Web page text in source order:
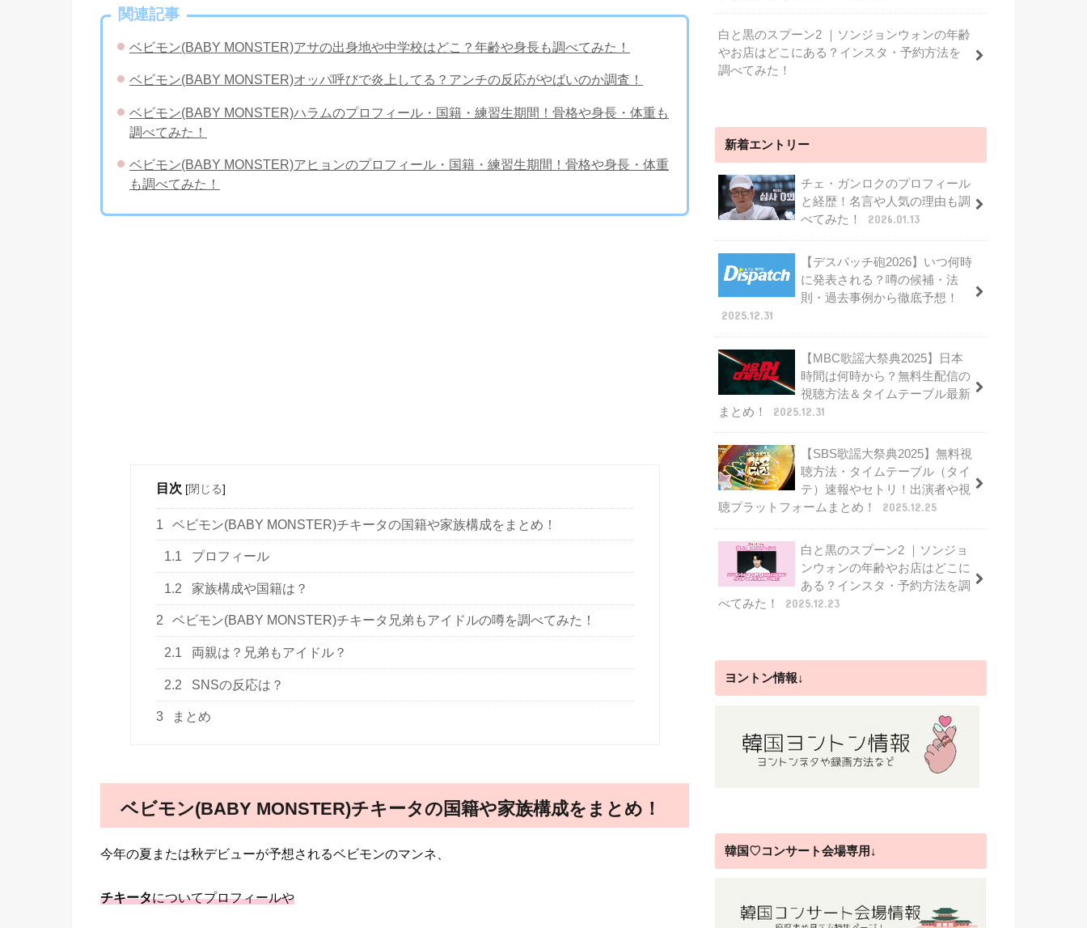
関連記事
ベビモン(BABY MONSTER)アサの出身地や中学校はどこ？年齢や身長も調べてみた！
ベビモン(BABY MONSTER)オッパ呼びで炎上してる？アンチの反応がやばいのか調査！
ベビモン(BABY MONSTER)ハラムのプロフィール・国籍・練習生期間！骨格や身長・体重も
調べてみた！
ベビモン(BABY MONSTER)アヒョンのプロフィール・国籍・練習生期間！骨格や身長・体重
も調べてみた！
目次 [閉じる]
1 ベビモン(BABY MONSTER)チキータの国籍や家族構成をまとめ！
1.1 プロフィール
1.2 家族構成や国籍は？
2 ベビモン(BABY MONSTER)チキータ兄弟もアイドルの噂を調べてみた！
2.1 両親は？兄弟もアイドル？
2.2 SNSの反応は？
3 まとめ
ベビモン(BABY MONSTER)チキータの国籍や家族構成をまとめ！
今年の夏または秋デビューが予想されるベビモンのマンネ、
チキータについてプロフィールや
白と黒のスプーン2 ｜ソンジョンウォンの年齢
やお店はどこにある？インスタ・予約方法を
調べてみた！
新着エントリー
チェ・ガンロクのプロフィール
と経歴！名言や人気の理由も調
べてみた！
2026.01.13
【デスパッチ砲2026】いつ何時
に発表される？噂の候補・法
則・過去事例から徹底予想！
2025.12.31
【MBC歌謡大祭典2025】日本
時間は何時から？無料生配信の
視聴方法＆タイムテーブル最新
まとめ！
2025.12.31
【SBS歌謡大祭典2025】無料視
聴方法・タイムテーブル（タイ
テ）速報やセトリ！出演者や視
聴プラットフォームまとめ！
2025.12.25
白と黒のスプーン2 ｜ソンジョ
ンウォンの年齢やお店はどこに
ある？インスタ・予約方法を調
べてみた！
2025.12.23
ヨントン情報↓
韓国♡コンサート会場専用↓